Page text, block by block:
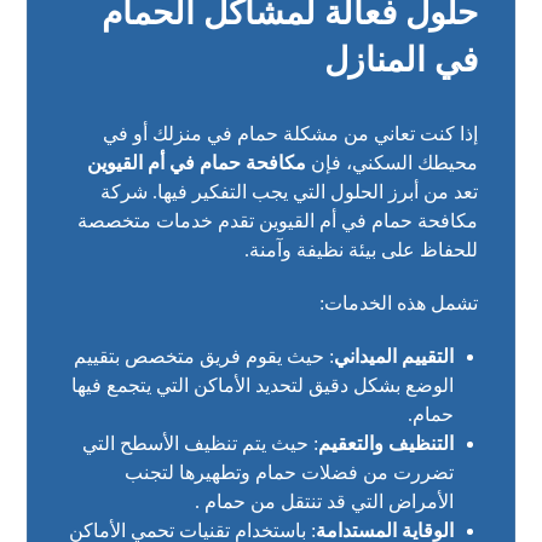
حلول فعالة لمشاكل الحمام
في المنازل
إذا كنت تعاني من مشكلة حمام في منزلك أو في
محيطك السكني، فإن مكافحة حمام في أم القيوين
تعد من أبرز الحلول التي يجب التفكير فيها. شركة
مكافحة حمام في أم القيوين تقدم خدمات متخصصة
للحفاظ على بيئة نظيفة وآمنة.
تشمل هذه الخدمات:
التقييم الميداني: حيث يقوم فريق متخصص بتقييم
الوضع بشكل دقيق لتحديد الأماكن التي يتجمع فيها
حمام.
التنظيف والتعقيم: حيث يتم تنظيف الأسطح التي
تضررت من فضلات حمام وتطهيرها لتجنب
الأمراض التي قد تنتقل من حمام .
الوقاية المستدامة: باستخدام تقنيات تحمي الأماكن